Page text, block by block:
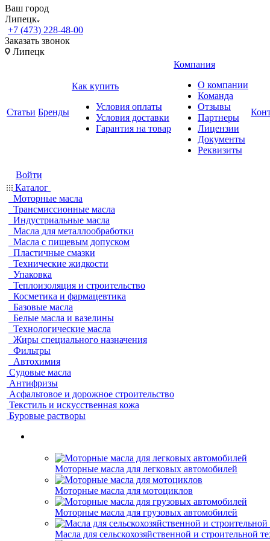
Ваш город
Липецк
+7 (473) 228-48-00
Заказать звонок
Липецк
Статьи Бренды
Как купить
Условия оплаты
Условия доставки
Гарантия на товар
Компания
О компании
Команда
Отзывы
Партнеры
Лицензии
Документы
Реквизиты
Войти
Каталог
Моторные масла
Трансмиссионные масла
Индустриальные масла
Масла для металлообработки
Масла с пищевым допуском
Пластичные смазки
Технические жидкости
Упаковка
Теплоизоляция и строительство
Косметика и фармацевтика
Базовые масла
Белые масла и вазелины
Технологические масла
Жиры специального назначения
Фильтры
Автохимия
Судовые масла
Антифризы
Асфальтовое и дорожное строительство
Текстиль и искусственная кожа
Буровые растворы
Моторные масла для легковых автомобилей
Моторные масла для мотоциклов
Моторные масла для грузовых автомобилей
Масла для сельскохозяйственной и строительной